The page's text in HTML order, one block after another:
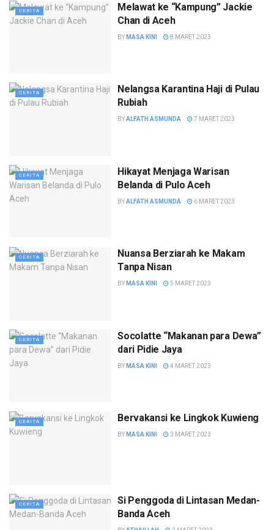
CERITA
Melawat ke “Kampung” Jackie
Chan di Aceh
BY MASA KINI 8 MARET 2023
CERITA
Nelangsa Karantina Haji di Pulau
Rubiah
BYALFATH ASMUNDA 7 MARET 2023
CERITA
Hikayat Menjaga Warisan
Belanda di Pulo Aceh
BYALFATH ASMUNDA 6 MARET 2023
CERITA
Nuansa Berziarah ke Makam
Tanpa Nisan
BY MASA KINI 5 MARET 2023
CERITA
Socolatte “Makanan para Dewa”
dari Pidie Jaya
BY MASA KINI 4 MARET 2023
CERITA Bervakansi ke Lingkok Kuwieng
BY MASA KINI 3 MARET 2023
CERITA
Si Penggoda di Lintasan Medan-
Banda Aceh